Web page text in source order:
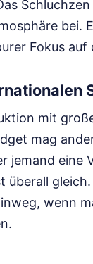
bei.
Fokus auf
mit
mag
jemand eine
überall
wenn